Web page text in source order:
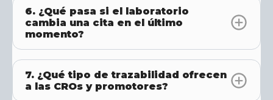
6. ¿Qué pasa si el laboratorio
cambia una cita en el último
momento?
7. ¿Qué tipo de trazabilidad ofrecen
a las CROs y promotores?